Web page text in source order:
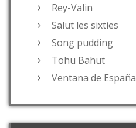
Rey-Valin
Salut les sixties
Song pudding
Tohu Bahut
Ventana de España